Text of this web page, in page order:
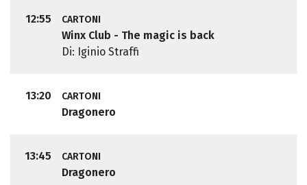
12:55 CARTONI
Winx Club - The magic is back
Di: Iginio Straffi
13:20 CARTONI
Dragonero
13:45 CARTONI
Dragonero